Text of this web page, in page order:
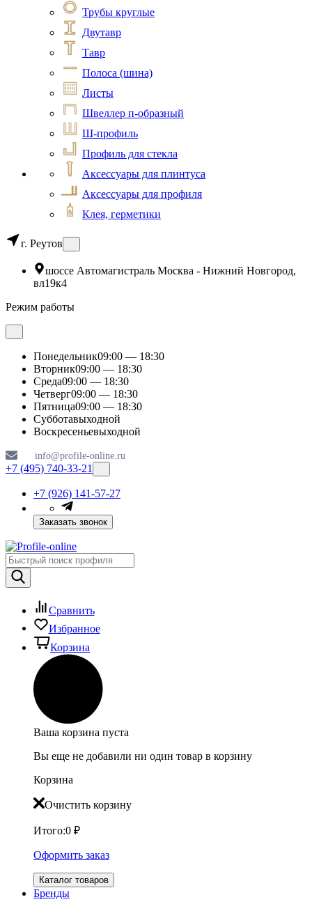
Трубы круглые
Двутавр
Тавр
Полоса (шина)
Листы
Швеллер п-образный
Ш-профиль
Профиль для стекла
Аксессуары для плинтуса
Аксессуары для профиля
Клея, герметики
г. Реутов
шоссе Автомагистраль Москва - Нижний Новгород,
вл19к4
Режим работы
Понедельник09:00 — 18:30
Вторник09:00 — 18:30
Среда09:00 — 18:30
Четверг09:00 — 18:30
Пятница09:00 — 18:30
Субботавыходной
Воскресеньевыходной
info@profile-online.ru
+7 (495) 740-33-21
+7 (926) 141-57-27
Заказать звонок
Сравнить
Избранное
Корзина
Ваша корзина пуста
Вы еще не добавили ни один товар в корзину
Корзина
Очистить корзину
Итого:0 ₽
Оформить заказ
Каталог товаров
Бренды